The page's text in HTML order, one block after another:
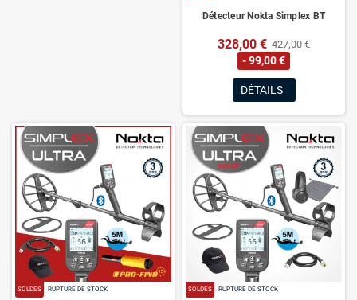
Détecteur Nokta Simplex BT
328,00 € 427,00 €
- 99,00 €
DÉTAILS
SOLDES RUPTURE DE STOCK SOLDES RUPTURE DE STOCK